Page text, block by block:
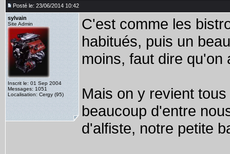
Posté le: 23/06/2014 10:42
sylvain
Site Admin
Inscrit le: 01 Sep 2004
Messages: 1051
Localisation: Cergy (95)
C'est comme les
habitués, puis un
moins, faut dire qu'on
Mais on y revient
beaucoup d'entre
d'alfiste, notre petite